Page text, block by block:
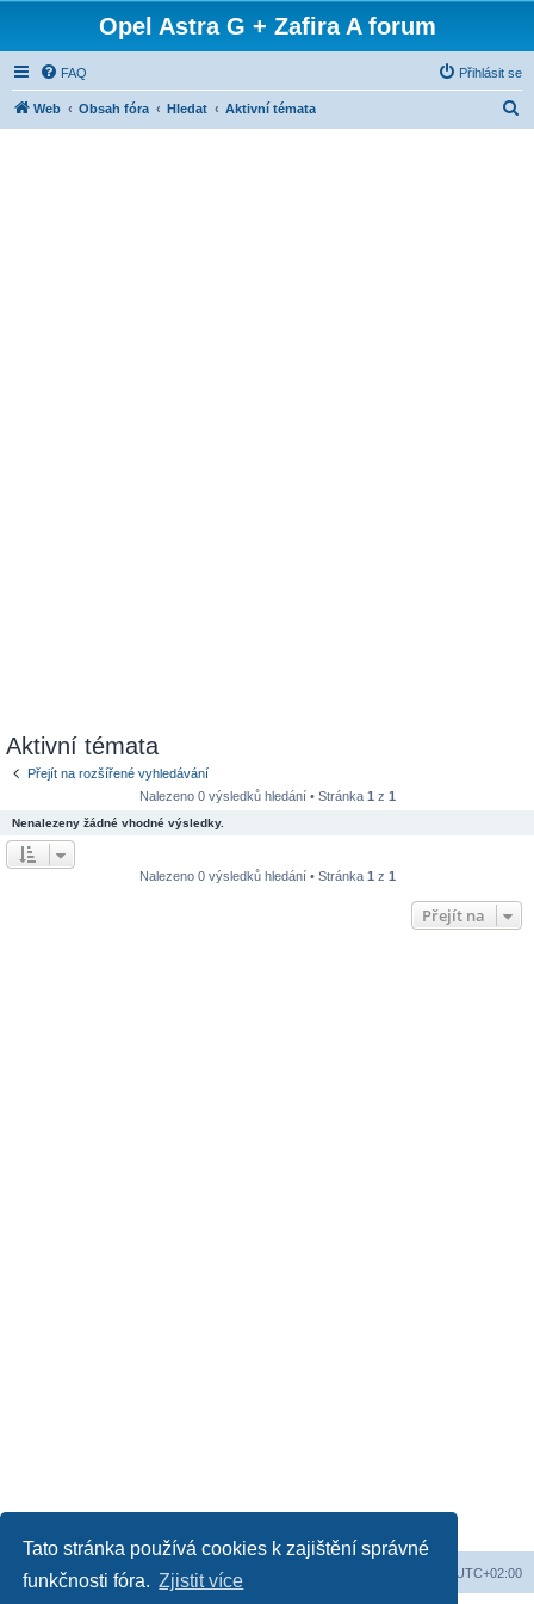
Tato stránka používá cookies k zajištění správné
funkčnosti fóra. Zjistit více
Opel Astra G + Zafira A forum
FAQ Přihlásit se
Web Obsah fóra Hledat Aktivní témata
Aktivní témata
Přejít na rozšířené vyhledávání
Nalezeno 0 výsledků hledání • Stránka 1 z 1
Nenalezeny žádné vhodné výsledky.
Nalezeno 0 výsledků hledání • Stránka 1 z 1
Přejít na
Web Obsah fóra UTC+02:00